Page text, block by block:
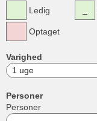
Ledig
Optaget
Varighed
Personer
Personer